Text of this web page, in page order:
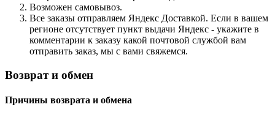
Возможен самовывоз.
Все заказы отправляем Яндекс Доставкой. Если в вашем
регионе отсутствует пункт выдачи Яндекс - укажите в
комментарии к заказу какой почтовой службой вам
отправить заказ, мы с вами свяжемся.
Возврат и обмен
Причины возврата и обмена